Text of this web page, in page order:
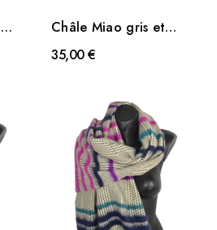
Châle Miao gris et
vert
35,00 €